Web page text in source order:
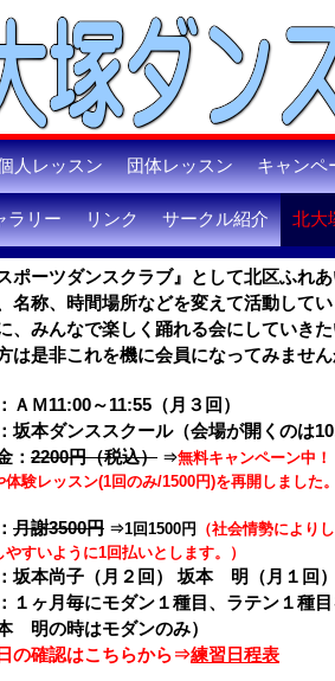
人レッスン 団体レッスン キャンペ
ラリー リンク サークル紹介 北大
ポーツダンスクラブ』として北区ふれ
名称、時間場所などを変えて活動してい
、みんなで楽しく踊れる会にしていきた
は是非これを機に会員になってみません
ＡＭ11:00～11:55（月３回）
：坂本ダンススクール（会場が開くのは
： 2200円（税込） ⇒無料キャンペーン中！
体験レッスン(1回のみ/1500円)を再開しました。
： 月謝3500円 ⇒1回1500円
（社会情勢により
やすいように1回払いとします。）
：坂本尚子（月２回） 坂本 明（月１回）
：１ヶ月毎にモダン１種目、ラテン１種目
本 明の時はモダンのみ）
の確認はこちらから⇒練習日程表